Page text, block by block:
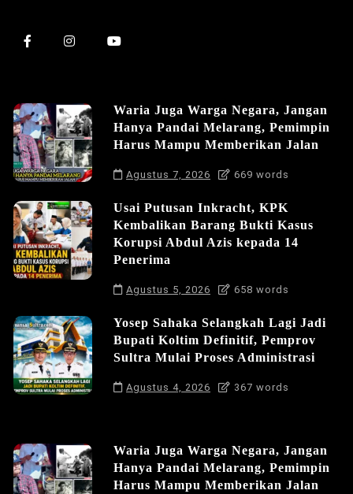
Waria Juga Warga Negara, Jangan
Hanya Pandai Melarang, Pemimpin
Harus Mampu Memberikan Jalan
Agustus 7, 2026 669 words
Usai Putusan Inkracht, KPK
Kembalikan Barang Bukti Kasus
Korupsi Abdul Azis kepada 14
Penerima
Agustus 5, 2026 658 words
Yosep Sahaka Selangkah Lagi Jadi
Bupati Koltim Definitif, Pemprov
Sultra Mulai Proses Administrasi
Agustus 4, 2026 367 words
Waria Juga Warga Negara, Jangan
Hanya Pandai Melarang, Pemimpin
Harus Mampu Memberikan Jalan